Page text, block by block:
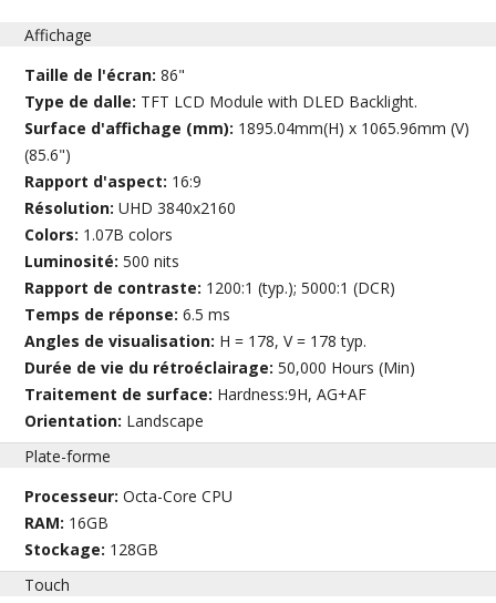
Affichage
Taille de l'écran:86"
Type de dalle: TFT LCD Module with DLED Backlight.
Surface d'affichage (mm): 1895.04mm(H) x 1065.96mm (V)
(85.6")
Rapport d'aspect: 16:9
Résolution:UHD 3840x2160
Colors: 1.07B colors
Luminosité:500 nits
Rapport de contraste: 1200:1 (typ.); 5000:1 (DCR)
Temps de réponse:6.5 ms
Angles de visualisation: H = 178, V = 178 typ.
Durée de vie du rétroéclairage:50,000 Hours (Min)
Traitement de surface: Hardness:9H, AG+AF
Orientation: Landscape
Plate-forme
Processeur:Octa-Core CPU
RAM: 16GB
Stockage: 128GB
Touch